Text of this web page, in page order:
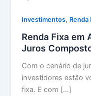
Investimentos, Renda
Renda Fixa em
Juros
Com o cenário de
investidores estão
fixa. E com […]